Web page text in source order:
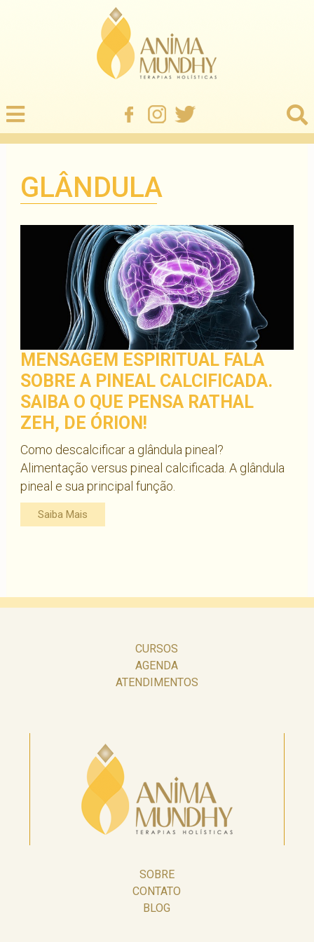
GLÂNDULA
MENSAGEM ESPIRITUAL FALA
SOBRE A PINEAL CALCIFICADA.
SAIBA O QUE PENSA RATHAL
ZEH, DE ÓRION!
Como descalcificar a glândula pineal?
Alimentação versus pineal calcificada. A glândula
pineal e sua principal função.
Saiba Mais
CURSOS
AGENDA
ATENDIMENTOS
SOBRE
CONTATO
BLOG